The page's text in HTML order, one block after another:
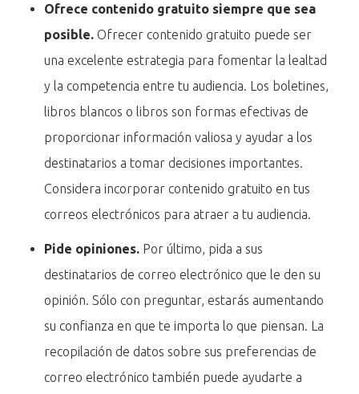
Ofrece contenido gratuito siempre que sea
posible. Ofrecer contenido gratuito puede ser
una excelente estrategia para fomentar la lealtad
y la competencia entre tu audiencia. Los boletines,
libros blancos o libros son formas efectivas de
proporcionar información valiosa y ayudar a los
destinatarios a tomar decisiones importantes.
Considera incorporar contenido gratuito en tus
correos electrónicos para atraer a tu audiencia.
Pide opiniones. Por último, pida a sus
destinatarios de correo electrónico que le den su
opinión. Sólo con preguntar, estarás aumentando
su confianza en que te importa lo que piensan. La
recopilación de datos sobre sus preferencias de
correo electrónico también puede ayudarte a